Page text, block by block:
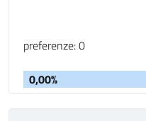
preferenze: 0
0,00%